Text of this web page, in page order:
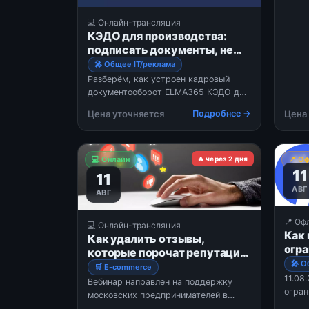
💻 Онлайн-трансляция
КЭДО для производства:
подписать документы, не
снимая каски и перчаток
🎤 Общее IT/реклама
Разберём, как устроен кадровый
документооборот ELMA365 КЭДО для
там, где у большинства сотрудников
нет ни рабочего места за
компьютером, ни корпоративной
почты, а оформлять документы всё
равно нужно: Как работник подп
Цена уточняется Подробнее → Цена
💻 Онлайн 🔥 через 2 дня
11
АВГ
💻 Онлайн-трансляция
Как удалить отзывы,
которые порочат репутацию
бизнеса
🛒 E-commerce
Вебинар направлен на поддержку
московских предпринимателей в
📍
11
АВГ
📍
Как
🎤